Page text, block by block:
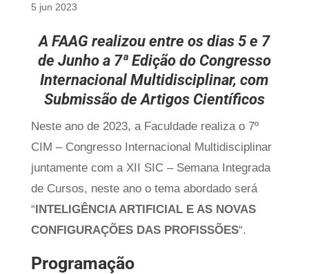
5 jun 2023
A FAAG realizou entre os dias 5 e 7
de Junho a 7ª Edição do Congresso
Internacional Multidisciplinar, com
Submissão de Artigos Científicos
Neste ano de 2023, a Faculdade realiza o 7º
CIM – Congresso Internacional Multidisciplinar
juntamente com a XII SIC – Semana Integrada
de Cursos, neste ano o tema abordado será
“INTELIGÊNCIA ARTIFICIAL E AS NOVAS
CONFIGURAÇÕES DAS PROFISSÕES“.
Programação